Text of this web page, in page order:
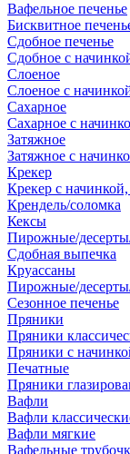
Вафельное печенье
Бисквитное
Сдобное печенье
Сдобное с
Слоеное
Слоеное с
Сахарное
Сахарное с
Затяжное
Затяжное с
Крекер
Крекер с
Крендель/соломка
Кексы
Пирожные/
Сдобная выпечка
Круассаны
Пирожные/
Сезонное печенье
Пряники
Пряники
Пряники с
Печатные
Пряники
Вафли
Вафли
Вафли мягкие
Вафельные